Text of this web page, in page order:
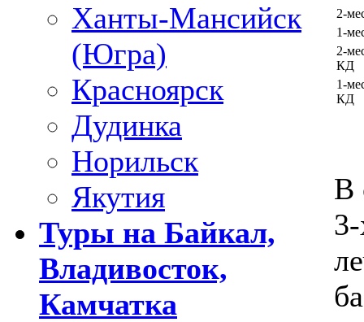
Ханты-Мансийск
(Югра)
Красноярск
Дудинка
Норильск
Якутия
Туры на Байкал,
Владивосток,
Камчатка
2-
1-
2-
КД
1-
КД
В